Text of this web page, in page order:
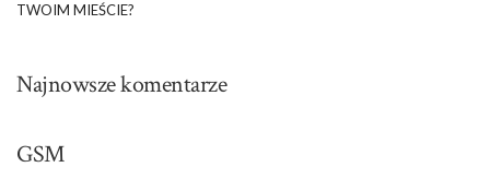
TWOIM MIEŚCIE?
Najnowsze komentarze
GSM